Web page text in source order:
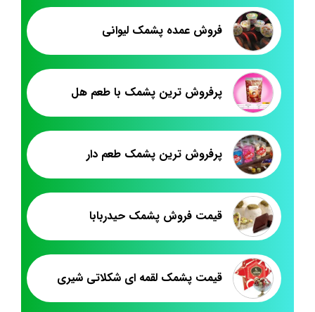
فروش عمده پشمک لیوانی
پرفروش ترین پشمک با طعم هل
پرفروش ترین پشمک طعم دار
قیمت فروش پشمک حیدربابا
قیمت پشمک لقمه ای شکلاتی شیری